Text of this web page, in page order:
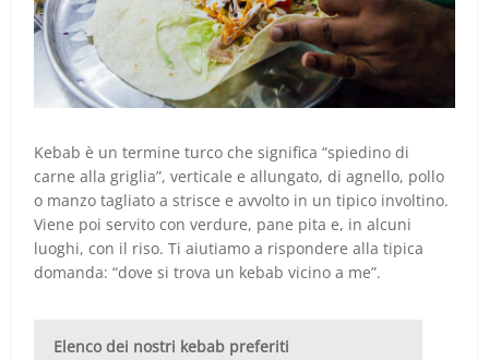
Kebab è un termine turco che significa “spiedino di
carne alla griglia”, verticale e allungato, di agnello, pollo
o manzo tagliato a strisce e avvolto in un tipico involtino.
Viene poi servito con verdure, pane pita e, in alcuni
luoghi, con il riso. Ti aiutiamo a rispondere alla tipica
domanda: “dove si trova un kebab vicino a me”.
Elenco dei nostri kebab preferiti